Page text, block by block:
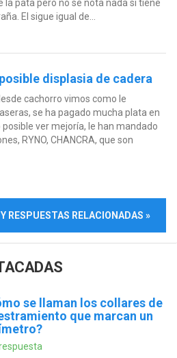
la pata pero no se nota nada si tiene
El sigue igual de...
displasia de cadera
cachorro vimos como le
se ha pagado mucha plata en
ver mejoría, le han mandado
RYNO, CHANCRA, que son
RESPUESTAS RELACIONADAS »
se llaman los collares de
que marcan un